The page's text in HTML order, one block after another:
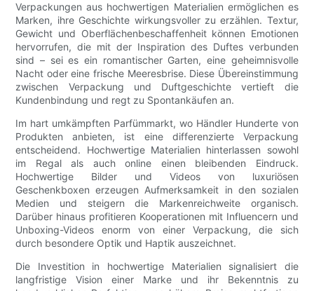
Verpackungen aus hochwertigen Materialien ermöglichen es
Marken, ihre Geschichte wirkungsvoller zu erzählen. Textur,
Gewicht und Oberflächenbeschaffenheit können Emotionen
hervorrufen, die mit der Inspiration des Duftes verbunden
sind – sei es ein romantischer Garten, eine geheimnisvolle
Nacht oder eine frische Meeresbrise. Diese Übereinstimmung
zwischen Verpackung und Duftgeschichte vertieft die
Kundenbindung und regt zu Spontankäufen an.
Im hart umkämpften Parfümmarkt, wo Händler Hunderte von
Produkten anbieten, ist eine differenzierte Verpackung
entscheidend. Hochwertige Materialien hinterlassen sowohl
im Regal als auch online einen bleibenden Eindruck.
Hochwertige Bilder und Videos von luxuriösen
Geschenkboxen erzeugen Aufmerksamkeit in den sozialen
Medien und steigern die Markenreichweite organisch.
Darüber hinaus profitieren Kooperationen mit Influencern und
Unboxing-Videos enorm von einer Verpackung, die sich
durch besondere Optik und Haptik auszeichnet.
Die Investition in hochwertige Materialien signalisiert die
langfristige Vision einer Marke und ihr Bekenntnis zu